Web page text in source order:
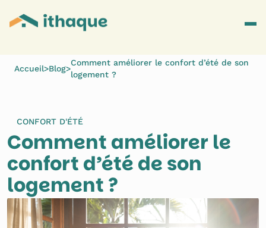
Accueil>Blog>
Comment améliorer le confort d’été de son
logement ?
CONFORT D'ÉTÉ
Comment améliorer le
confort d’été de son
logement ?